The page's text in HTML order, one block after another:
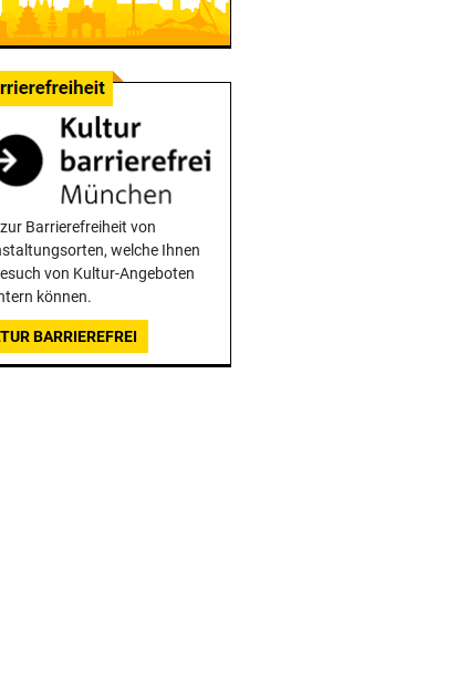
Barrierefreiheit von
welche Ihnen
von Kultur-Angeboten
können.
BARRIEREFREI